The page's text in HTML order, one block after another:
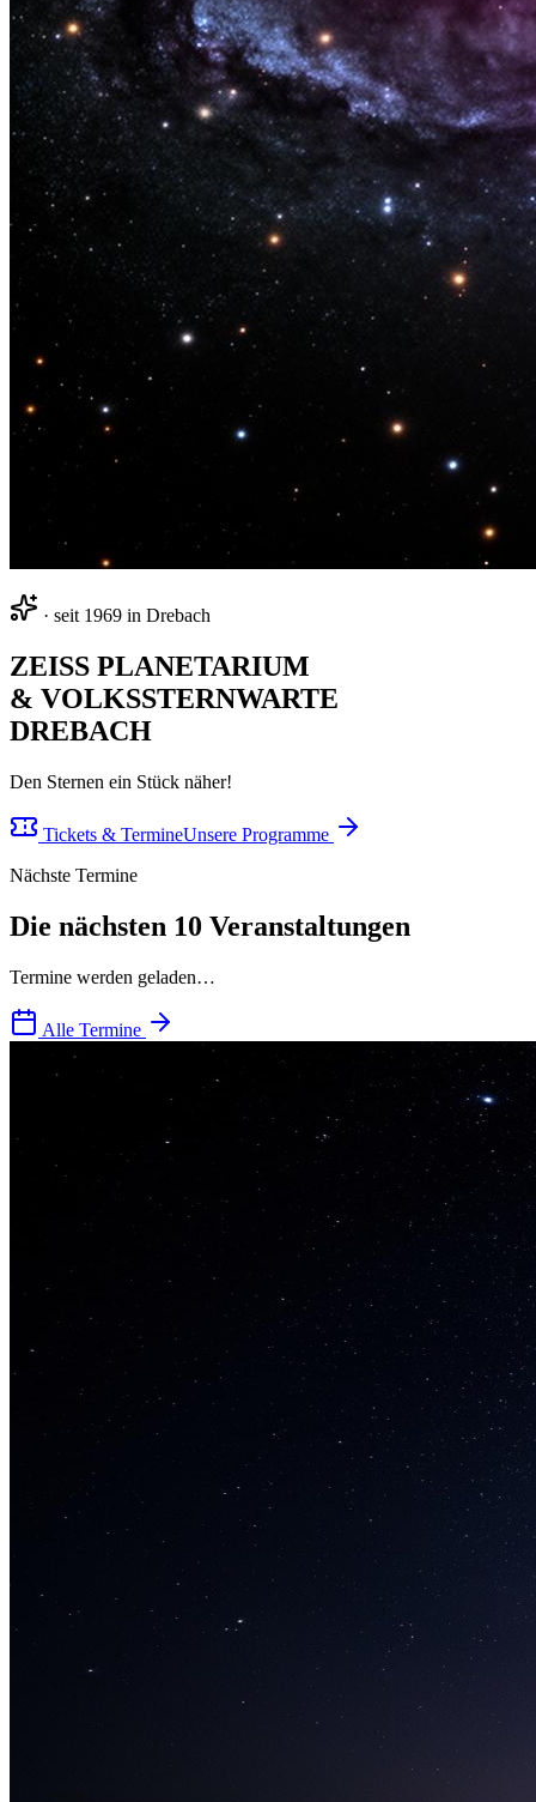
· seit 1969 in Drebach
ZEISS PLANETARIUM
& VOLKSSTERNWARTE
DREBACH
Den Sternen ein Stück näher!
Tickets & TermineUnsere Programme
Nächste Termine
Die nächsten 10 Veranstaltungen
Termine werden geladen…
Alle Termine